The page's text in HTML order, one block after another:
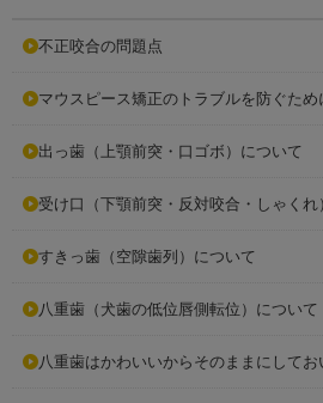
不正咬合の問題点
マウスピース矯正のトラブルを防ぐため
出っ歯（上顎前突・口ゴボ）について
受け口（下顎前突・反対咬合・しゃくれ
すきっ歯（空隙歯列）について
八重歯（犬歯の低位唇側転位）について
八重歯はかわいいからそのままにしてお